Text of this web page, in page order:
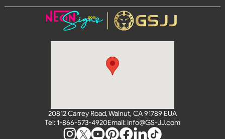
20812 Carrey Road, Walnut, CA 91789 EUA
Tel: 1-866-573-4920Email: Info@GS-JJ.com